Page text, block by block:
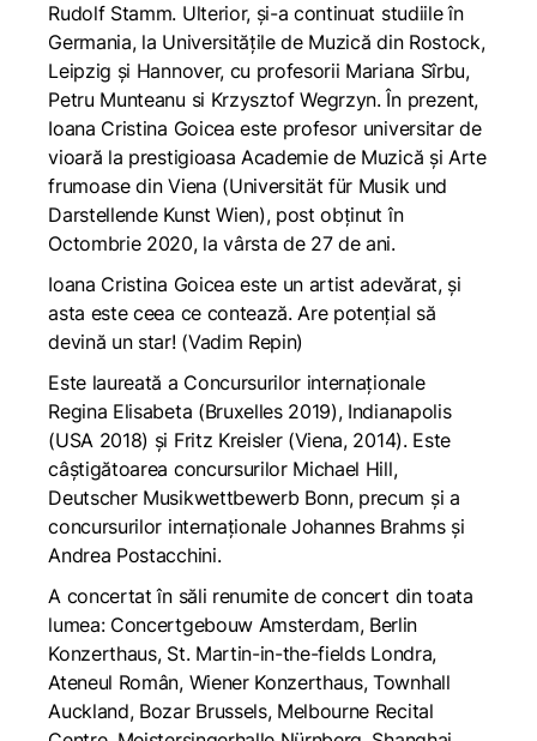
Rudolf Stamm. Ulterior, și-a continuat studiile în
Germania, la Universitățile de Muzică din Rostock,
Leipzig și Hannover, cu profesorii Mariana Sîrbu,
Petru Munteanu si Krzysztof Wegrzyn. În prezent,
Ioana Cristina Goicea este profesor universitar de
vioară la prestigioasa Academie de Muzică și Arte
frumoase din Viena (Universität für Musik und
Darstellende Kunst Wien), post obținut în
Octombrie 2020, la vârsta de 27 de ani.
Ioana Cristina Goicea este un artist adevărat, și
asta este ceea ce contează. Are potențial să
devină un star!(Vadim Repin)
Este laureată a Concursurilor internaționale
Regina Elisabeta (Bruxelles 2019), Indianapolis
(USA 2018) și Fritz Kreisler (Viena, 2014). Este
câștigătoarea concursurilor Michael Hill,
Deutscher Musikwettbewerb Bonn, precum și a
concursurilor internaționale Johannes Brahms și
Andrea Postacchini.
A concertat în săli renumite de concert din toata
lumea: Concertgebouw Amsterdam, Berlin
Konzerthaus, St. Martin-in-the-fields Londra,
Ateneul Român, Wiener Konzerthaus, Townhall
Auckland, Bozar Brussels, Melbourne Recital